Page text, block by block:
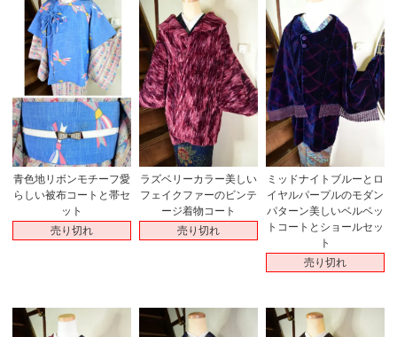
青色地リボンモチーフ愛
らしい被布コートと帯セ
ット
売り切れ
ラズベリーカラー美しい
フェイクファーのビンテ
ージ着物コート
売り切れ
ミッドナイトブルーとロ
イヤルパープルのモダン
パターン美しいベルベッ
トコートとショールセッ
ト
売り切れ